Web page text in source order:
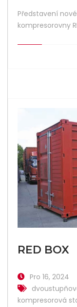
Představení
kompresorovny
RED BOX
Pro 16, 2024
kompresorová